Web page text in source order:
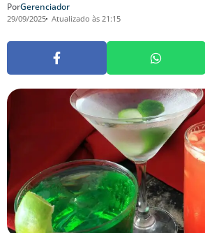
PorGerenciador
29/09/2025 Atualizado às 21:15